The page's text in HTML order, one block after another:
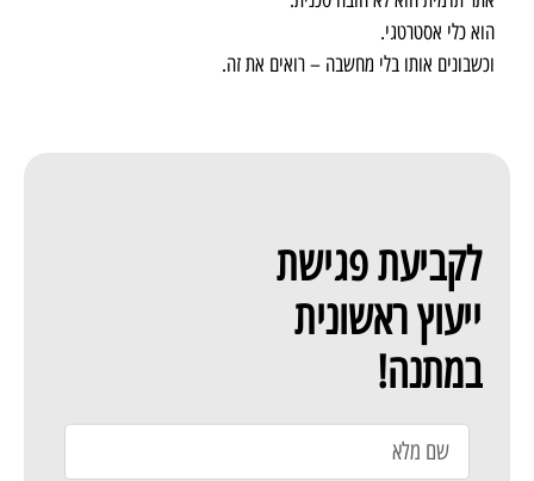
הוא כלי אסטרטגי.
וכשבונים אותו בלי מחשבה – רואים את זה.
לקביעת פגישת
ייעוץ ראשונית
במתנה!